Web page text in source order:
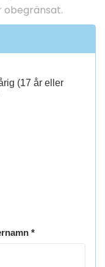
obegränsat.
(17 år eller
*